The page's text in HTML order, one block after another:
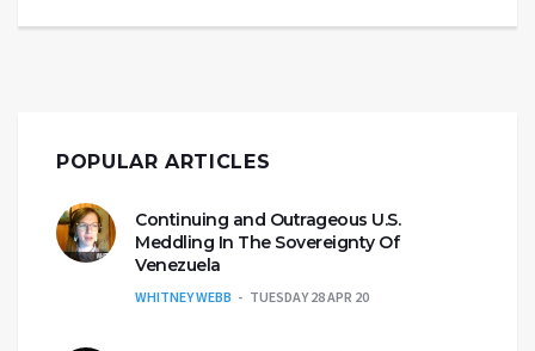
POPULAR ARTICLES
Continuing and Outrageous U.S.
Meddling In The Sovereignty Of
Venezuela
WHITNEY WEBB TUESDAY 28 APR 20